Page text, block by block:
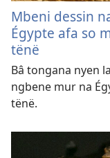
Mbeni dessin
Égypte afa so
tënë
Bâ tongana nyen
ngbene mur na
tënë.